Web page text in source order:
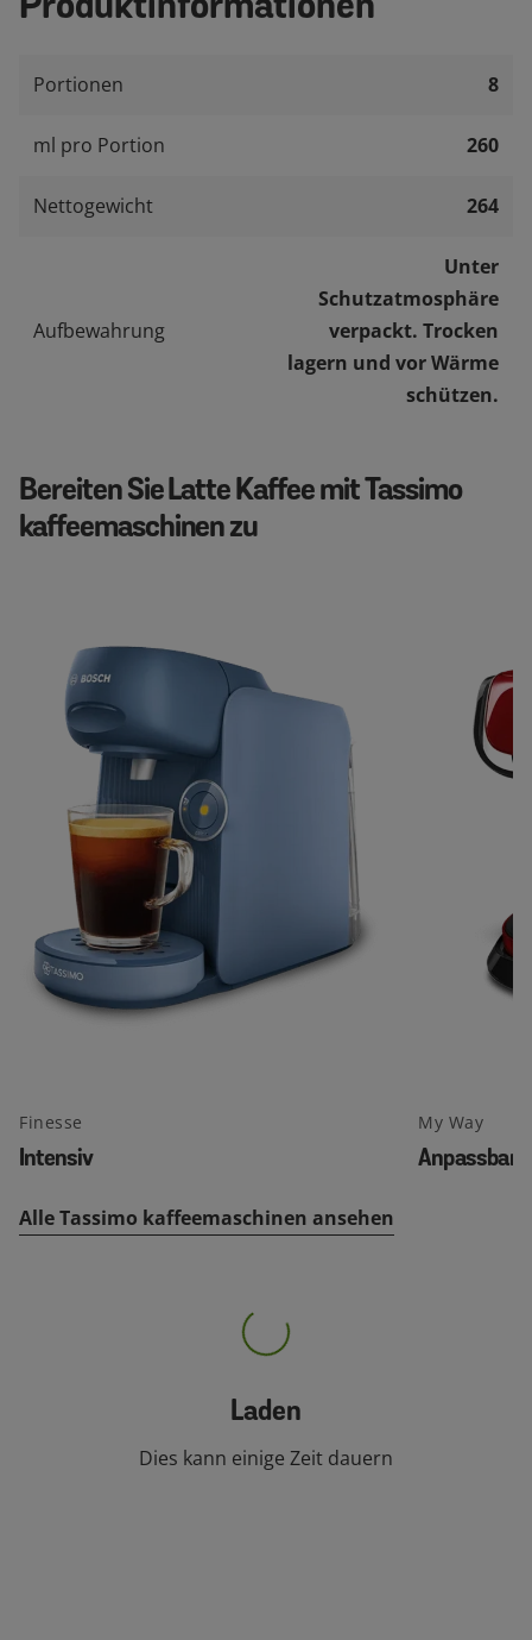
Produktinformationen
Portionen 8
ml pro Portion 260
Nettogewicht 264
Aufbewahrung
Unter
Schutzatmosphäre
verpackt. Trocken
lagern und vor Wärme
schützen.
Bereiten Sie Latte Kaffee mit Tassimo
kaffeemaschinen zu
Finesse
Intensiv
My Way
Anpassbar
Alle Tassimo kaffeemaschinen ansehen
Laden
Dies kann einige Zeit dauern